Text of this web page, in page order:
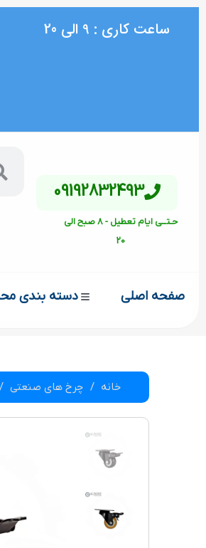
ساعت کاری : 9 الی 20
09192832493
حـتــی ایام تعطیل - 8 صبح الی
20
صفحه اصلی دسته بندی
خانه چرخ های صنعتی